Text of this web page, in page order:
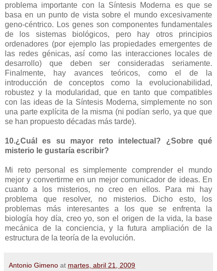
problema importante con la Síntesis Moderna es que se
basa en un punto de vista sobre el mundo excesivamente
geno-céntrico. Los genes son componentes fundamentales
de los sistemas biológicos, pero hay otros principios
ordenadores (por ejemplo las propiedades emergentes de
las redes génicas, así como las interacciones locales de
desarrollo) que deben ser consideradas seriamente.
Finalmente, hay avances teóricos, como el de la
introducción de conceptos como la evolucionabilidad,
robustez y la modularidad, que en tanto que compatibles
con las ideas de la Síntesis Moderna, simplemente no son
una parte explícita de la misma (ni podían serlo, ya que que
se han propuesto décadas más tarde).
10.¿Cuál es su mayor reto intelectual? ¿Sobre qué
misterio le gustaría escribir?
Mi reto personal es simplemente comprender el mundo
mejor y convertirme en un mejor comunicador de ideas. En
cuanto a los misterios, no creo en ellos. Para mi hay
problema que resolver, no misterios. Dicho esto, los
problemas más interesantes a los que se enfrenta la
biología hoy día, creo yo, son el origen de la vida, la base
mecánica de la conciencia, y la futura ampliación de la
estructura de la teoría de la evolución.
Antonio Gimeno at martes, abril 21, 2009